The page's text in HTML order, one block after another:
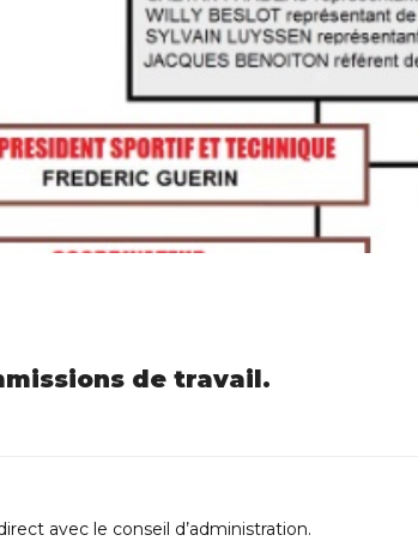
de travail.
avec le conseil d’administration.